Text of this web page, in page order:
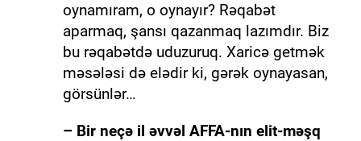
oynamıram, o oynayır? Rəqabət
aparmaq, şansı qazanmaq lazımdır. Biz
bu rəqabətdə uduzuruq. Xaricə getmək
məsələsi də elədir ki, gərək oynayasan,
görsünlər…
– Bir neçə il əvvəl AFFA-nın elit-məşq